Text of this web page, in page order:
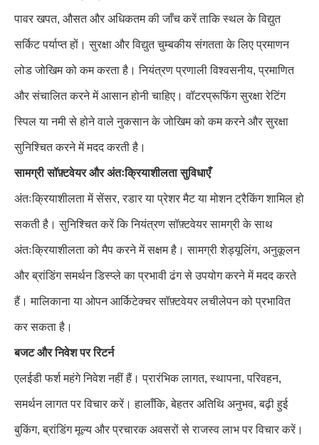
पावर खपत, औसत और अधिकतम की जाँच करें ताकि स्थल के विद्युत
सर्किट पर्याप्त हों। सुरक्षा और विद्युत चुम्बकीय संगतता के लिए प्रमाणन
लोड जोखिम को कम करता है। नियंत्रण प्रणाली विश्वसनीय, प्रमाणित
और संचालित करने में आसान होनी चाहिए। वॉटरप्रूफिंग सुरक्षा रेटिंग
स्पिल या नमी से होने वाले नुकसान के जोखिम को कम करने और सुरक्षा
सुनिश्चित करने में मदद करती है।
सामग्री सॉफ़्टवेयर और अंतःक्रियाशीलता सुविधाएँ
अंतःक्रियाशीलता में सेंसर, रडार या प्रेशर मैट या मोशन ट्रैकिंग शामिल हो
सकती है। सुनिश्चित करें कि नियंत्रण सॉफ़्टवेयर सामग्री के साथ
अंतःक्रियाशीलता को मैप करने में सक्षम है। सामग्री शेड्यूलिंग, अनुकूलन
और ब्रांडिंग समर्थन डिस्प्ले का प्रभावी ढंग से उपयोग करने में मदद करते
हैं। मालिकाना या ओपन आर्किटेक्चर सॉफ़्टवेयर लचीलेपन को प्रभावित
कर सकता है।
बजट और निवेश पर रिटर्न
एलईडी फर्श महंगे निवेश नहीं हैं। प्रारंभिक लागत, स्थापना, परिवहन,
समर्थन लागत पर विचार करें। हालाँकि, बेहतर अतिथि अनुभव, बढ़ी हुई
बुकिंग, ब्रांडिंग मूल्य और प्रचारक अवसरों से राजस्व लाभ पर विचार करें।